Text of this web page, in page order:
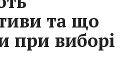
та що
при виборі